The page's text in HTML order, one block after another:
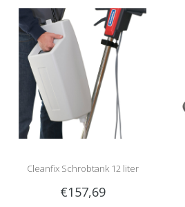
Cleanfix Schrobtank 12 liter
€157,69